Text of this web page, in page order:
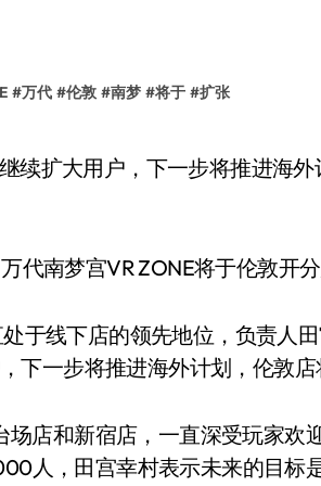
#万代 #伦敦 #南梦 #将于 #扩张
于线下店的领先地位，负责人
下一步将推进海外计划，伦敦店
店和新宿店，一直深受玩家欢
人，田宫幸村表示未来的目标